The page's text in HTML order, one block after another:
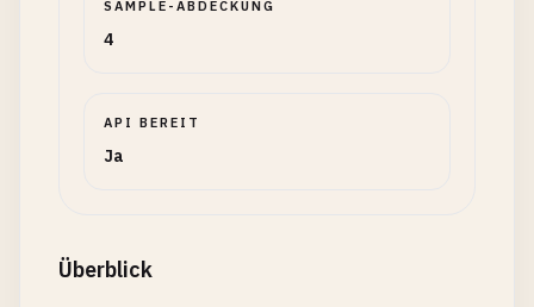
SAMPLE-ABDECKUNG
4
API BEREIT
Ja
Überblick